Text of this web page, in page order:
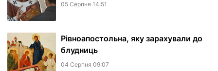
05 Серпня 14:51
Рівноапостольна, яку зарахували до
блудниць
04 Серпня 09:07